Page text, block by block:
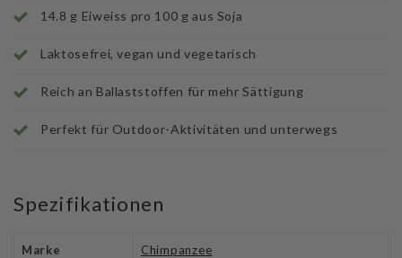
14.8 g Eiweiss pro 100 g aus Soja
Laktosefrei, vegan und vegetarisch
Reich an Ballaststoffen für mehr Sättigung
Perfekt für Outdoor-Aktivitäten und unterwegs
Spezifikationen
Marke Chimpanzee